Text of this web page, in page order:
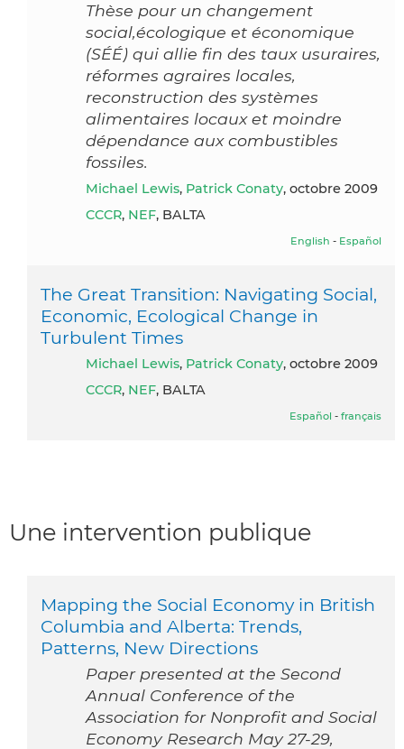
Thèse pour un changement
social,écologique et économique
(SÉÉ) qui allie fin des taux usuraires,
réformes agraires locales,
reconstruction des systèmes
alimentaires locaux et moindre
dépendance aux combustibles
fossiles.
Michael Lewis, Patrick Conaty, octobre 2009
CCCR, NEF, BALTA
English - Español
The Great Transition: Navigating Social,
Economic, Ecological Change in
Turbulent Times
Michael Lewis, Patrick Conaty, octobre 2009
CCCR, NEF, BALTA
Español - français
Une intervention publique
Mapping the Social Economy in British
Columbia and Alberta: Trends,
Patterns, New Directions
Paper presented at the Second
Annual Conference of the
Association for Nonprofit and Social
Economy Research May 27-29,